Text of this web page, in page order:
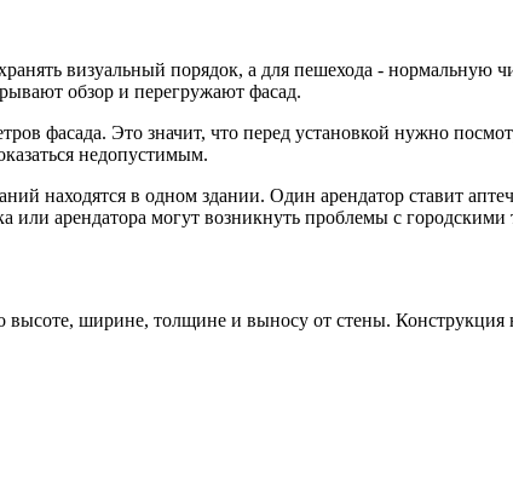
визуальный порядок, а для пешехода - нормальную
обзор и перегружают фасад.
фасада. Это значит, что перед установкой нужно
недопустимым.
находятся в одном здании. Один арендатор ставит
арендатора могут возникнуть проблемы с
ширине, толщине и выносу от стены.